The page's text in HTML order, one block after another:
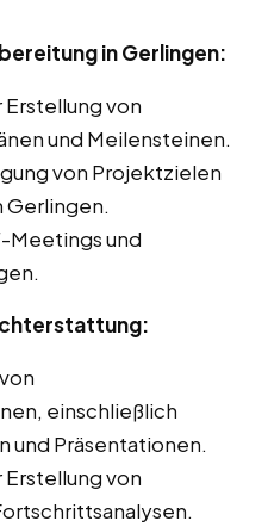
in Gerlingen:
von
und Meilensteinen.
von Projektzielen
Gerlingen.
Meetings und
einschließlich
und Präsentationen.
von